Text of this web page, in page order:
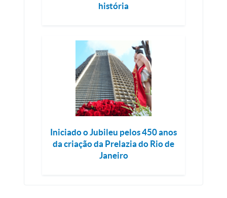
história
Iniciado o Jubileu pelos 450 anos
da criação da Prelazia do Rio de
Janeiro